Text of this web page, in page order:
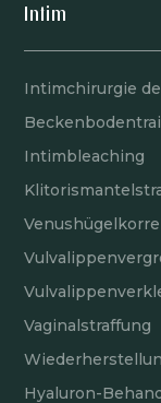
Intim
Intimchirurgie
Intimbleaching
Vaginalstraffung
Hyaluron-